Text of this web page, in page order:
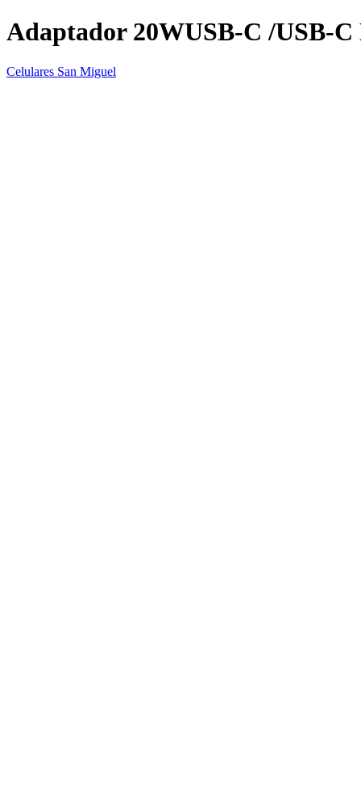
Adaptador 20WUSB-C /USB-
Celulares San Miguel